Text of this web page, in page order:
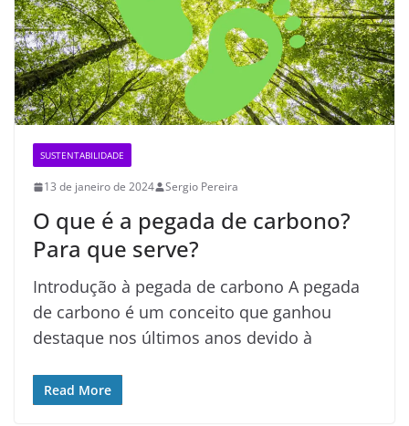
SUSTENTABILIDADE
13 de janeiro de 2024 Sergio Pereira
O que é a pegada de carbono?
Para que serve?
Introdução à pegada de carbono A pegada
de carbono é um conceito que ganhou
destaque nos últimos anos devido à
Read More